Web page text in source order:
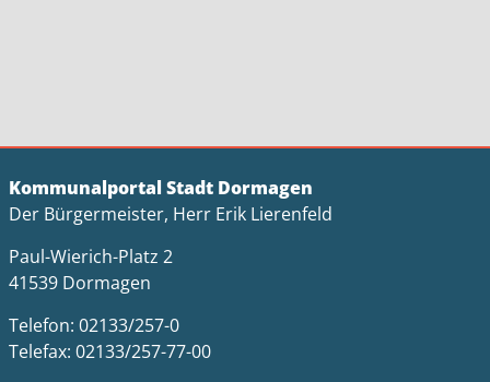
Kommunalportal Stadt Dormagen
Der Bürgermeister, Herr Erik Lierenfeld
Paul-Wierich-Platz 2
41539 Dormagen
Telefon: 02133/257-0
Telefax: 02133/257-77-00